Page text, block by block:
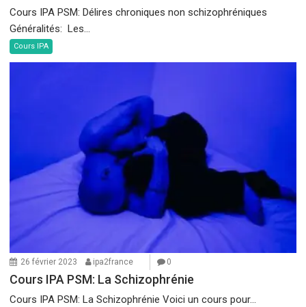
Cours IPA PSM: Délires chroniques non schizophréniques
Généralités: Les...
Cours IPA
26 février 2023 ipa2france 0
Cours IPA PSM: La Schizophrénie
Cours IPA PSM: La Schizophrénie Voici un cours pour...